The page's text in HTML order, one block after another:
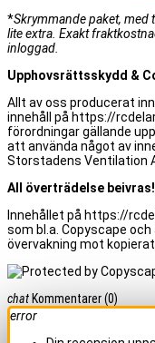
*Skrymmande paket, med
lite extra. Exakt
inloggad.
Upphovsrättsskydd &
Allt av oss producerat
innehåll på https://
förordningar gällande
att använda något av
Storstadens Ventilation
All överträdelse beivras!
Innehållet på https://
som bl.a. Copyscape
övervakning mot kopierat
chat Kommentarer(0)
error